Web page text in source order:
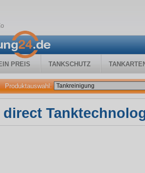
PREIS TANKSCHUTZ
Produktauswahl:
direct